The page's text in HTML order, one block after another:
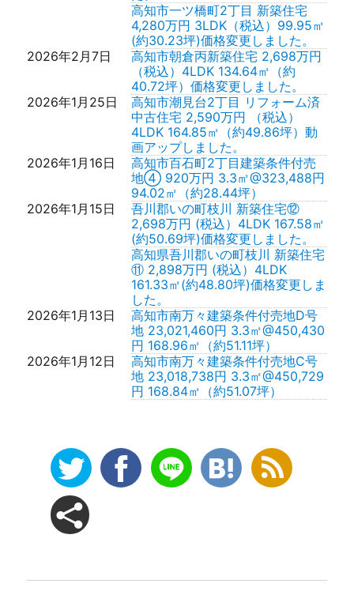
高知市一ツ橋町2丁目 新築住宅
4,280万円 3LDK（税込）99.95㎡
(約30.23坪)価格変更しました。
2026年2月7日
高知市朝倉丙新築住宅 2,698万円
（税込）4LDK 134.64㎡（約
40.72坪）価格変更しました。
2026年1月25日
高知市潮見台2丁目 リフォーム済
中古住宅 2,590万円 （税込）
4LDK 164.85㎡（約49.86坪）動
画アップしました。
2026年1月16日
高知市百石町2丁目建築条件付売
地④ 920万円 3.3㎡@323,488円
94.02㎡（約28.44坪）
2026年1月15日
吾川郡いの町枝川 新築住宅⑫
2,698万円 (税込）4LDK 167.58㎡
(約50.69坪)価格変更しました。
高知県吾川郡いの町枝川 新築住宅
⑪ 2,898万円 (税込）4LDK
161.33㎡(約48.80坪)価格変更しま
した。
2026年1月13日
高知市南万々建築条件付売地D号
地 23,021,460円 3.3㎡@450,430
円 168.96㎡（約51.11坪）
2026年1月12日
高知市南万々建築条件付売地C号
地 23,018,738円 3.3㎡@450,729
円 168.84㎡（約51.07坪）